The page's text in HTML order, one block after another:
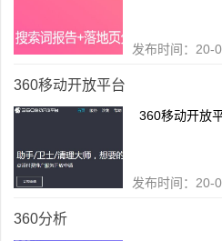
发布时间：
360移动开放平台
360移动开放
发布时间：
360分析